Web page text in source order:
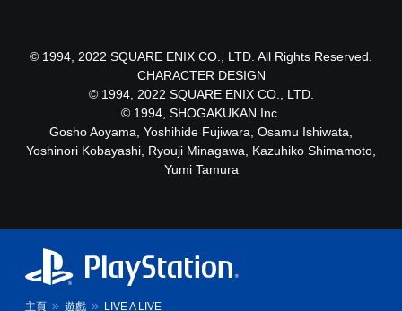
© 1994, 2022 SQUARE ENIX CO., LTD. All Rights Reserved.
CHARACTER DESIGN
© 1994, 2022 SQUARE ENIX CO., LTD.
© 1994, SHOGAKUKAN Inc.
Gosho Aoyama, Yoshihide Fujiwara, Osamu Ishiwata,
Yoshinori Kobayashi, Ryouji Minagawa, Kazuhiko Shimamoto,
Yumi Tamura
主頁 遊戲 LIVE A LIVE